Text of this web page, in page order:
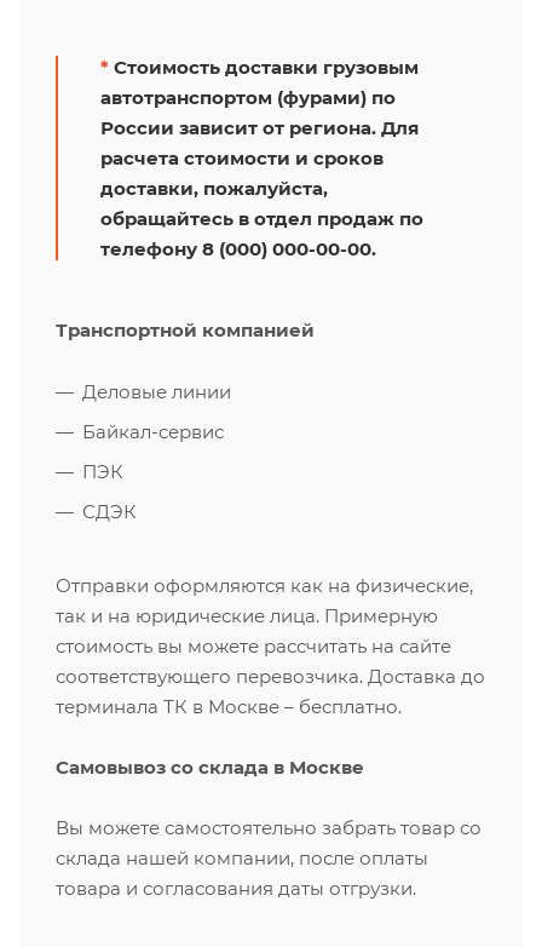
* Стоимость доставки грузовым
автотранспортом (фурами) по
России зависит от региона. Для
расчета стоимости и сроков
доставки, пожалуйста,
обращайтесь в отдел продаж по
телефону 8 (000) 000-00-00.
Транспортной компанией
Деловые линии
Байкал-сервис
ПЭК
СДЭК
Отправки оформляются как на физические,
так и на юридические лица. Примерную
стоимость вы можете рассчитать на сайте
соответствующего перевозчика. Доставка до
терминала ТК в Москве – бесплатно.
Самовывоз со склада в Москве
Вы можете самостоятельно забрать товар со
склада нашей компании, после оплаты
товара и согласования даты отгрузки.